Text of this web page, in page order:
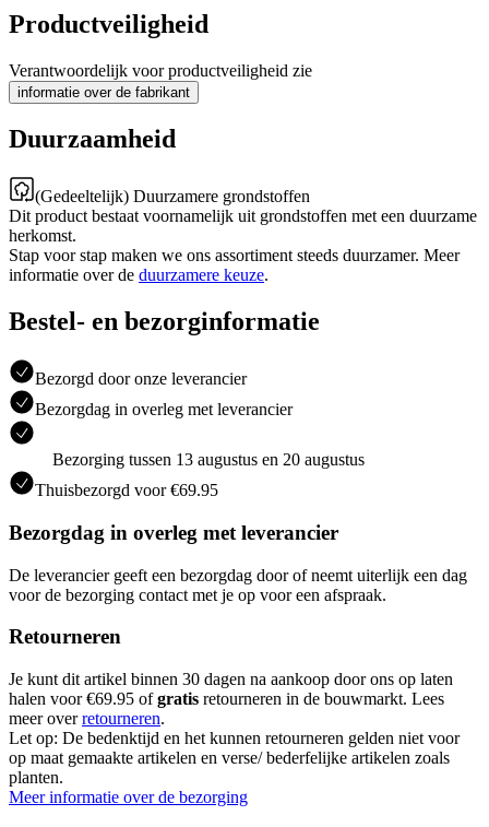
Productveiligheid
Verantwoordelijk voor productveiligheid zie
informatie over de fabrikant
Duurzaamheid
(Gedeeltelijk) Duurzamere grondstoffen
Dit product bestaat voornamelijk uit grondstoffen met een duurzame
herkomst.
Stap voor stap maken we ons assortiment steeds duurzamer. Meer
informatie over de duurzamere keuze.
Bestel- en bezorginformatie
Bezorgd door onze leverancier
Bezorgdag in overleg met leverancier
Bezorging tussen 13 augustus en 20 augustus
Thuisbezorgd voor €69.95
Bezorgdag in overleg met leverancier
De leverancier geeft een bezorgdag door of neemt uiterlijk een dag
voor de bezorging contact met je op voor een afspraak.
Retourneren
Je kunt dit artikel binnen 30 dagen na aankoop door ons op laten
halen voor €69.95 ofgratis retourneren in de bouwmarkt. Lees
meer overretourneren.
Let op: De bedenktijd en het kunnen retourneren gelden niet voor
op maat gemaakte artikelen en verse/ bederfelijke artikelen zoals
planten.
Meer informatie over de bezorging